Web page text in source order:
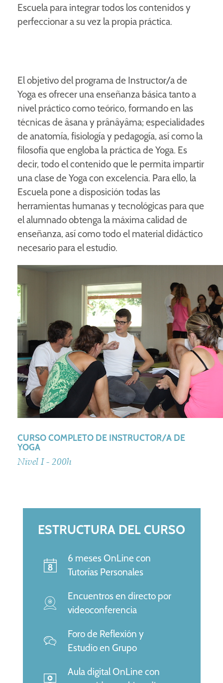
Escuela para integrar todos los contenidos y
perfeccionar a su vez la propia práctica.
El objetivo del programa de Instructor/a de
Yoga es ofrecer una enseñanza básica tanto a
nivel práctico como teórico, formando en las
técnicas de âsana y prânâyâma; especialidades
de anatomía, fisiología y pedagogía, así como la
filosofía que engloba la práctica de Yoga. Es
decir, todo el contenido que le permita impartir
una clase de Yoga con excelencia. Para ello, la
Escuela pone a disposición todas las
herramientas humanas y tecnológicas para que
el alumnado obtenga la máxima calidad de
enseñanza, así como todo el material didáctico
necesario para el estudio.
CURSO COMPLETO DE INSTRUCTOR/A DE
YOGA
Nivel I - 200h
ESTRUCTURA DEL CURSO
6 meses OnLine con
Tutorías Personales
Encuentros en directo por
videoconferencia
Foro de Reflexión y
Estudio en Grupo
Aula digital OnLine con